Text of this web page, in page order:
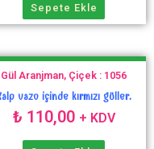
Sepete Ekle
Gül Aranjman, Çiçek : 1056
vazo içinde kırmızı güller.
₺ 110,00 + KDV